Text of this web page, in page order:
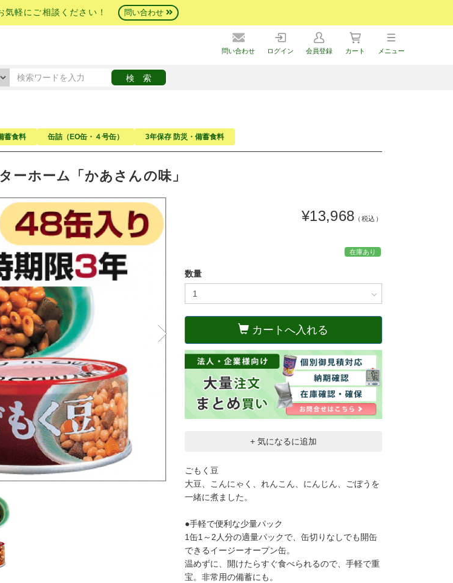
気軽にご相談ください！ 問い合わせ
問い合わせ ログイン 会員登録 カート メニュー
蓄食料 缶詰（EO缶・４号缶） 3年保存 防災・備蓄食料
ーホーム「かあさんの味」
¥13,968 （税込）
在庫あり
数量
カートへ入れる
+ 気になるに追加
ごもく豆
大豆、こんにゃく、れんこん、にんじん、ごぼうを
一緒に煮ました。
●手軽で便利な少量パック
1缶1～2人分の適量パックで、缶切りなしでも開缶
できるイージーオープン缶。
温めずに、開けたらすぐ食べられるので、手軽で重
宝。非常用の備蓄にも。